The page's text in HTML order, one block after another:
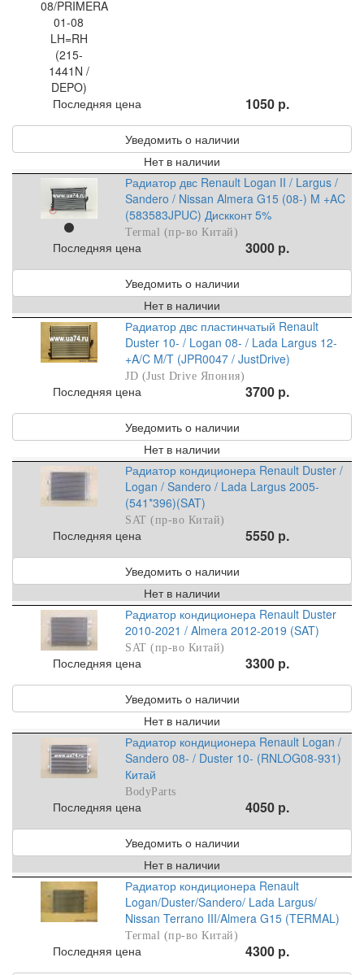
Последняя цена 1050 р.
Уведомить о наличии
Нет в наличии
Радиатор двс Renault Logan II / Largus /
Sandero / Nissan Almera G15 (08-) M +AC
(583583JPUC) Дискконт 5%
Termal (пр-во Китай)
Последняя цена 3000 р.
Уведомить о наличии
Нет в наличии
Радиатор двс пластинчатый Renault
Duster 10- / Logan 08- / Lada Largus 12-
+A/C M/T (JPR0047 / JustDrive)
JD (Just Drive Япония)
Последняя цена 3700 р.
Уведомить о наличии
Нет в наличии
Радиатор кондиционера Renault Duster /
Logan / Sandero / Lada Largus 2005-
(541*396)(SAT)
SAT (пр-во Китай)
Последняя цена 5550 р.
Уведомить о наличии
Нет в наличии
Радиатор кондиционера Renault Duster
2010-2021 / Almera 2012-2019 (SAT)
SAT (пр-во Китай)
Последняя цена 3300 р.
Уведомить о наличии
Нет в наличии
Радиатор кондиционера Renault Logan /
Sandero 08- / Duster 10- (RNLOG08-931)
Китай
BodyParts
Последняя цена 4050 р.
Уведомить о наличии
Нет в наличии
Радиатор кондиционера Renault
Logan/Duster/Sandero/ Lada Largus/
Nissan Terrano III/Almera G15 (TERMAL)
Termal (пр-во Китай)
Последняя цена 4300 р.